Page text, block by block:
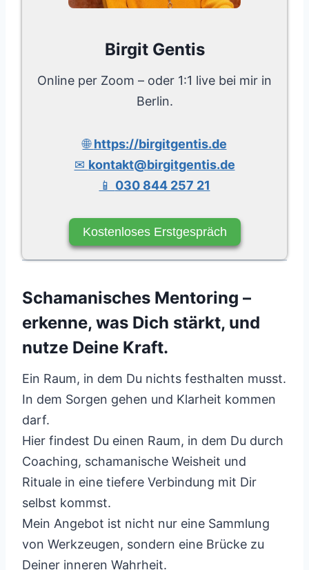
Birgit Gentis
Online per Zoom – oder 1:1 live bei mir in
Berlin.
🌐https://birgitgentis.de
✉ kontakt@birgitgentis.de
📱 030 844 257 21
Kostenloses Erstgespräch
Schamanisches Mentoring –
erkenne, was Dich stärkt, und
nutze Deine Kraft.
Ein Raum, in dem Du nichts festhalten musst.
In dem Sorgen gehen und Klarheit kommen
darf.
Hier findest Du einen Raum, in dem Du durch
Coaching, schamanische Weisheit und
Rituale in eine tiefere Verbindung mit Dir
selbst kommst.
Mein Angebot ist nicht nur eine Sammlung
von Werkzeugen, sondern eine Brücke zu
Deiner inneren Wahrheit.